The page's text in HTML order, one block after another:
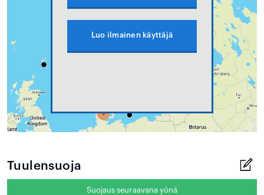
Luo ilmainen käyttäjä
Tuulensuoja
Suojaus seuraavana yönä